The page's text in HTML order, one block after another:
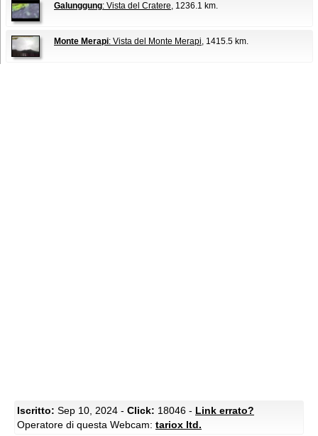
Galunggung: Vista del Cratere, 1236.1 km.
Monte Merapi: Vista del Monte Merapi, 1415.5 km.
Iscritto: Sep 10, 2024 - Click: 18046 - Link errato?
Operatore di questa Webcam: tariox ltd.